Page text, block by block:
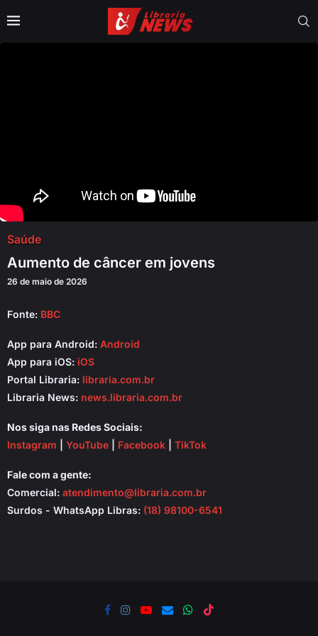
Saúde
Aumento de câncer em jovens
26 de maio de 2026
Fonte: BBC
App para Android: Android
App para iOS: iOS
Portal Libraria: libraria.com.br
Libraria News: news.libraria.com.br
Nos siga nas Redes Sociais:
Instagram
YouTube Facebook TikTok
Fale com a gente:
Comercial: atendimento@libraria.com.br
Surdos - WhatsApp Libras: (18) 98100-6541